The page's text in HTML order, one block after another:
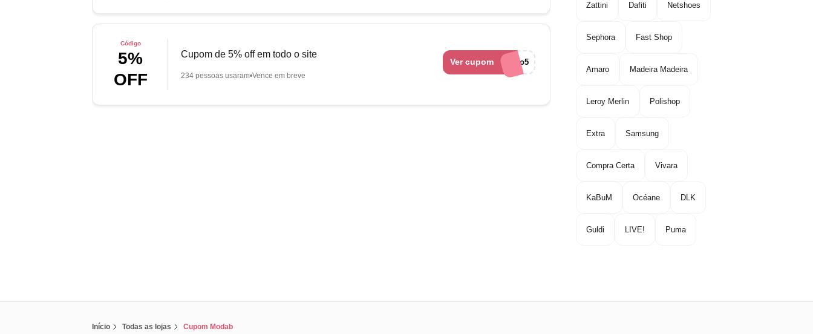
Código
5%
OFF
Cupom de 5% off em todo o site
234 pessoas usaram Vence em breve
Ver cupom euquero5
Zattini Dafiti Netshoes
Sephora Fast Shop
Amaro Madeira Madeira
Leroy Merlin Polishop
Extra Samsung
Compra Certa Vivara
KaBuM Océane DLK
Guldi LIVE! Puma
Início Todas as lojas Cupom Modab